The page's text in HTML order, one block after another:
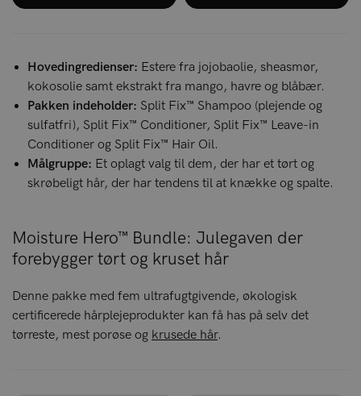
Hovedingredienser: Estere fra jojobaolie, sheasmør,
kokosolie samt ekstrakt fra mango, havre og blåbær.
Pakken indeholder: Split Fix™ Shampoo (plejende og
sulfatfri), Split Fix™ Conditioner, Split Fix™ Leave-in
Conditioner og Split Fix™ Hair Oil.
Målgruppe: Et oplagt valg til dem, der har et tørt og
skrøbeligt hår, der har tendens til at knække og spalte.
Moisture Hero™ Bundle: Julegaven der
forebygger tørt og kruset hår
Denne pakke med fem ultrafugtgivende, økologisk
certificerede hårplejeprodukter kan få has på selv det
tørreste, mest porøse og krusede hår.